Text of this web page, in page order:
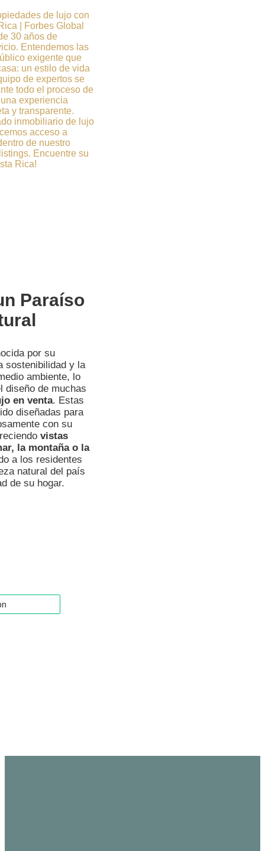
de lujo con
| Forbes Global
30 años de
Entendemos las
exigente que
un estilo de vida
de expertos se
todo el proceso de
experiencia
y transparente.
inmobiliario de lujo
acceso a
de nuestro
Encuentre su
Rica!
Paraíso
por su
sostenibilidad y la
ambiente, lo
diseño de muchas
en venta. Estas
diseñadas para
con su
vistas
la montaña o la
a los residentes
natural del país
de su hogar.